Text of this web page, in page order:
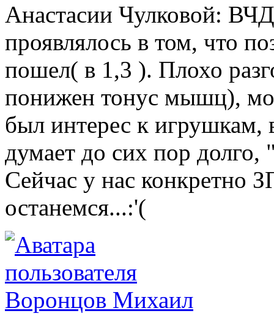
Анастасии Чулковой:
проявлялось в том, что
пошел( в 1,3 ). Плохо
понижен тонус мышц),
был интерес к игрушкам,
думает до сих пор
Сейчас у нас конкретно
останемся...:'(
Воронцов Михаил